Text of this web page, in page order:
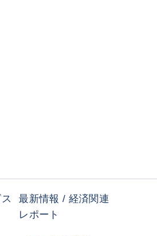
最新情報 / 経済関連
レポート